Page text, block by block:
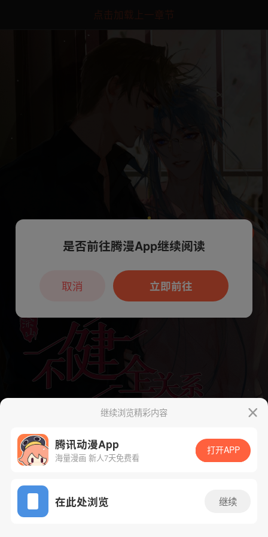
点击加载上一章节
App免费看
继续浏览精彩内容
腾讯动漫App
海量漫画 新人7天免费看
打开APP
在此处浏览 继续
本章节仅支持App阅读，可打开App新用
户7天免费看
是否前往腾漫App继续阅读
立即前往
取消